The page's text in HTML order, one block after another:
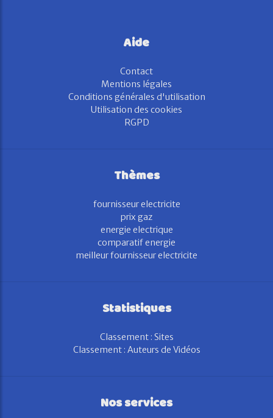
Aide
Contact
Mentions légales
Conditions générales d'utilisation
Utilisation des cookies
RGPD
Thèmes
fournisseur electricite
prix gaz
energie electrique
comparatif energie
meilleur fournisseur electricite
Statistiques
Classement : Sites
Classement : Auteurs de Vidéos
Nos services